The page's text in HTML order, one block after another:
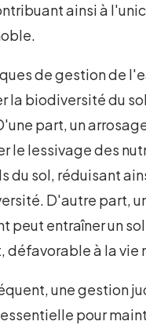
ainsi à
de gestion de
la biodiversité du
part, un
le lessivage des
du sol, réduisant
D'autre part,
peut entraîner un
défavorable à la vie
une gestion
pour